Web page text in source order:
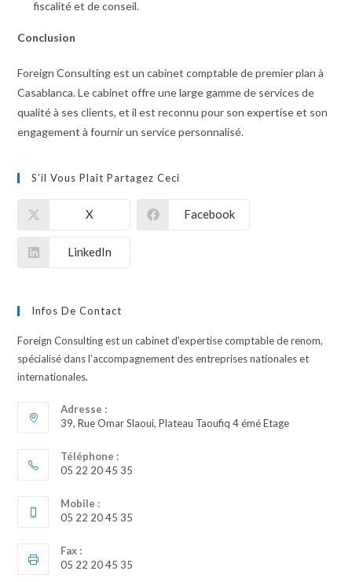
fiscalité et de conseil.
Conclusion
Foreign Consulting est un cabinet comptable de premier plan à
Casablanca. Le cabinet offre une large gamme de services de
qualité à ses clients, et il est reconnu pour son expertise et son
engagement à fournir un service personnalisé.
S’il Vous Plaît Partagez Ceci
X Facebook
LinkedIn
Infos De Contact
Foreign Consulting est un cabinet d’expertise comptable de renom,
spécialisé dans l’accompagnement des entreprises nationales et
internationales.
Adresse :
39, Rue Omar Slaoui, Plateau Taoufiq 4 émé Etage
Téléphone :
05 22 20 45 35
Mobile :
05 22 20 45 35
Fax :
05 22 20 45 35